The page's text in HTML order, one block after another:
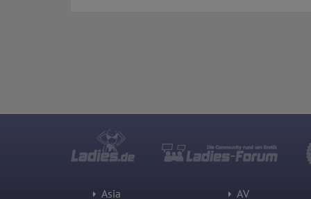
Asia AV